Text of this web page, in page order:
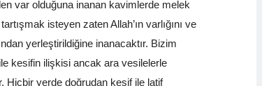
var olduğuna inanan kavimlerde melek
isteyen zaten Allah’ın varlığını ve
yerleştirildiğine inanacaktır. Bizim
kesifin ilişkisi ancak ara vesilelerle
Hiçbir yerde doğrudan kesif ile latif